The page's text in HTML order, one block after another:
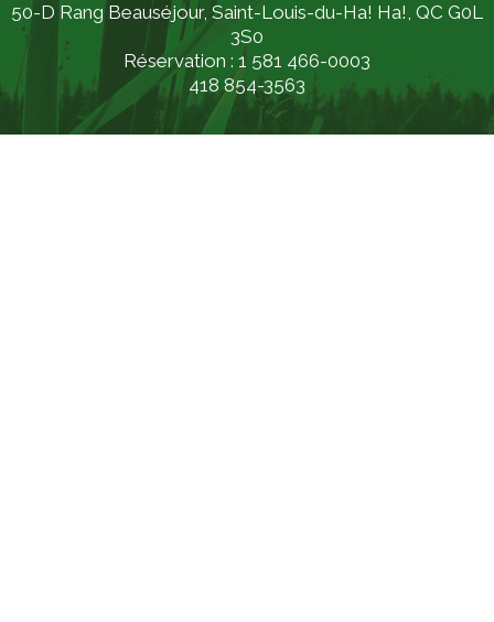
50-D Rang Beauséjour, Saint-Louis-du-Ha! Ha!, QC G0L
3S0
Réservation : 1 581 466-0003
418 854-3563